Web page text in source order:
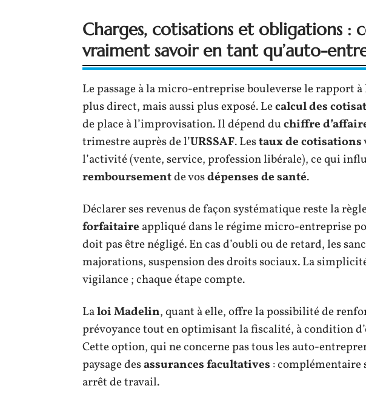
Charges, cotisations et obligations :
vraiment savoir en tant qu’auto-
Le passage à la micro-entreprise bouleverse le rapport à
plus direct, mais aussi plus exposé. Lecalcul des
de place à l’improvisation. Il dépend duchiffre
trimestre auprès de l’URSSAF. Lestaux de cotisations
l’activité (vente, service, profession libérale), ce qui
remboursementde vosdépenses de santé.
Déclarer ses revenus de façon systématique reste la règle
forfaitaire appliqué dans le régime micro-entreprise
doit pas être négligé. En cas d’oubli ou de retard, les
majorations, suspension des droits sociaux. La
vigilance ; chaque étape compte.
Laloi Madelin, quant à elle, offre la possibilité de
prévoyance tout en optimisant la fiscalité, à condition
Cette option, qui ne concerne pas tous les auto-
paysage desassurances facultatives : complémentaire
arrêt de travail.